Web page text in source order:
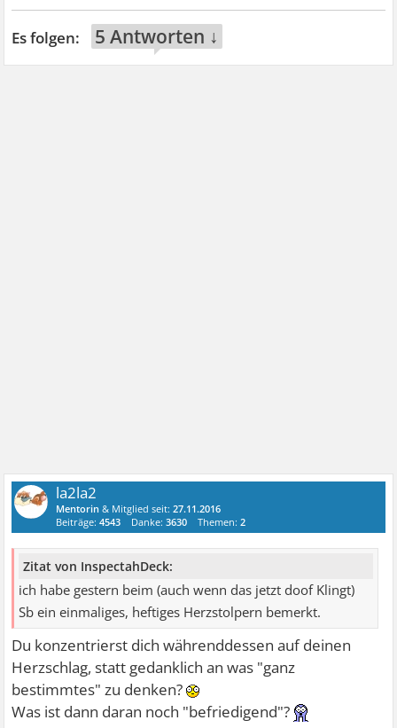
5 Antworten ↓
la2la2
Mentorin & Mitglied seit:27.11.2016
Beiträge:4543 Danke:3630 Themen:2
Zitat von InspectahDeck:
ich habe gestern beim (auch wenn das jetzt doof Klingt)
Sb ein einmaliges, heftiges Herzstolpern bemerkt.
Du konzentrierst dich währenddessen auf deinen
Herzschlag, statt gedanklich an was "ganz
bestimmtes" zu denken?
Was ist dann daran noch "befriedigend"?